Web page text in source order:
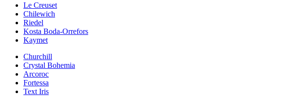
Le Creuset
Chilewich
Riedel
Kosta Boda-Orrefors
Kaymet
Churchill
Crystal Bohemia
Arcoroc
Fortessa
Text Iris